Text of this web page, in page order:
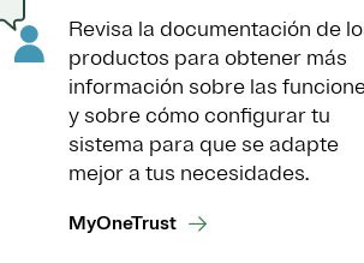
Revisa la documentación de
productos para obtener más
información sobre las
y sobre cómo configurar tu
sistema para que se adapte
mejor a tus necesidades.
MyOneTrust